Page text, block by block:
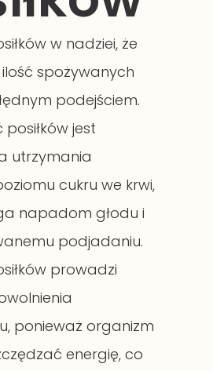
w nadziei, że
spożywanych
podejściem.
jest
utrzymania
cukru we krwi,
napadom głodu i
podjadaniu.
prowadzi
ponieważ organizm
energię, co